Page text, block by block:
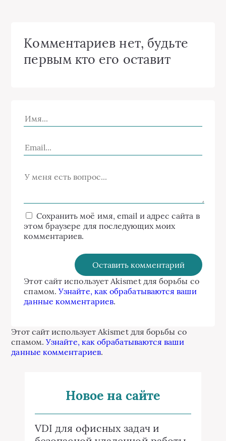
Комментариев нет, будьте
первым кто его оставит
Сохранить моё имя, email и адрес сайта в
этом браузере для последующих моих
комментариев.
Этот сайт использует Akismet для борьбы со
спамом.Узнайте, как обрабатываются ваши
данные комментариев.
Этот сайт использует Akismet для борьбы со
спамом.Узнайте, как обрабатываются ваши
данные комментариев.
Новое на сайте
VDI для офисных задач и